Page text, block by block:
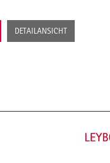
DETAILANSICHT